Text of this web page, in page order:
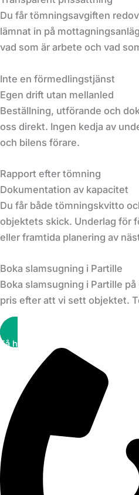
Du får tömningsavgiften
lämnat in på
vad som är arbete och vad
Inte en förmedlingstjänst
Egen drift utan mellanled
Beställning, utförande och
oss direkt. Ingen kedja av
och bilens förare.
Rapport efter tömning
Dokumentation av kapacitet
Du får både tömningskvitto
objektets skick. Underlag för
eller framtida planering av
Boka slamsugning i Partille
Boka slamsugning i Partille
pris efter att vi sett objektet.
Få hjälp snabbt!